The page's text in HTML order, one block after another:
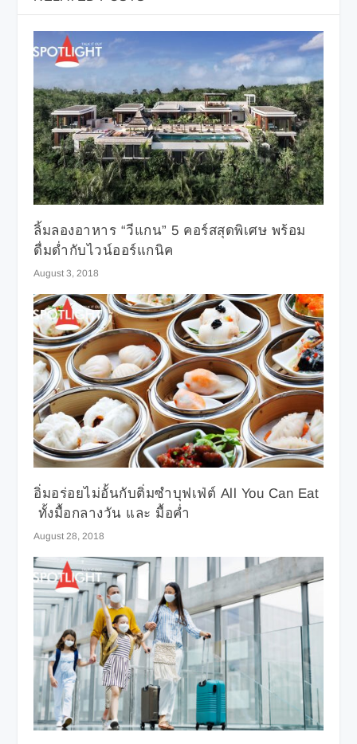
ลิ้มลองอาหาร “วีแกน” 5 คอร์สสุดพิเศษ พร้อม
ดื่มด่ำกับไวน์ออร์แกนิค
August 3, 2018
อิ่มอร่อยไม่อั้นกับติ่มซำบุฟเฟ่ต์ All You Can Eat
ทั้งมื้อกลางวัน และ มื้อค่ำ
August 28, 2018